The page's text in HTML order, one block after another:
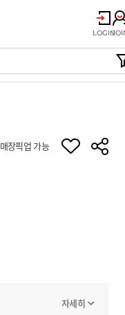
LOGIN
매장픽업 가능
자세히